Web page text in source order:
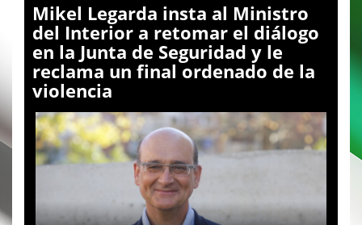
Mikel Legarda insta al Ministro
del Interior a retomar el diálogo
en la Junta de Seguridad y le
reclama un final ordenado de la
violencia